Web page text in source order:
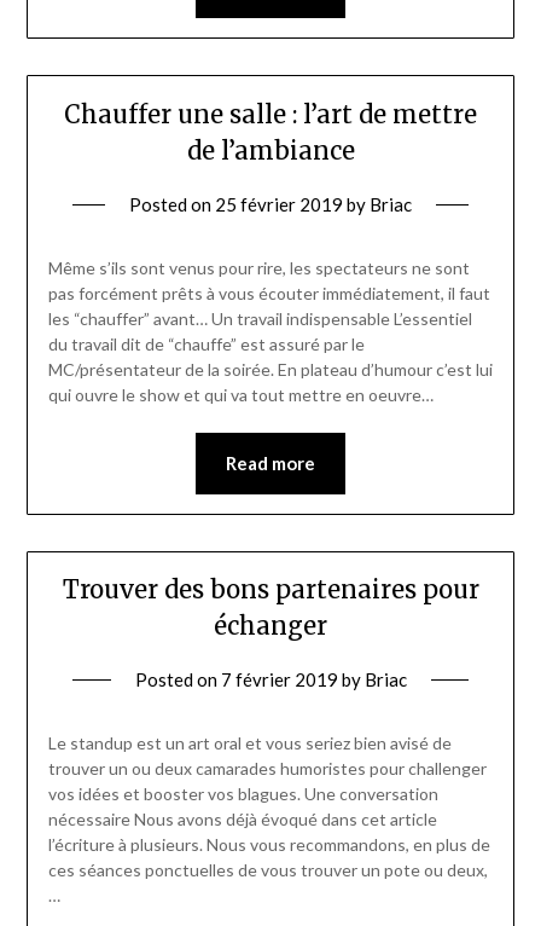
Chauffer une salle : l’art de mettre
de l’ambiance
Posted on 25 février 2019 by Briac
Même s’ils sont venus pour rire, les spectateurs ne sont
pas forcément prêts à vous écouter immédiatement, il faut
les “chauffer” avant… Un travail indispensable L’essentiel
du travail dit de “chauffe” est assuré par le
MC/présentateur de la soirée. En plateau d’humour c’est lui
qui ouvre le show et qui va tout mettre en oeuvre…
Read more
Trouver des bons partenaires pour
échanger
Posted on 7 février 2019 by Briac
Le standup est un art oral et vous seriez bien avisé de
trouver un ou deux camarades humoristes pour challenger
vos idées et booster vos blagues. Une conversation
nécessaire Nous avons déjà évoqué dans cet article
l’écriture à plusieurs. Nous vous recommandons, en plus de
ces séances ponctuelles de vous trouver un pote ou deux,
…